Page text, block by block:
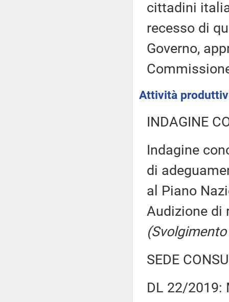
cittadini
recesso di
Governo,
Attività
INDAGINE
Indagine
di
al Piano
Audizione di
SEDE
DL 22/2019: